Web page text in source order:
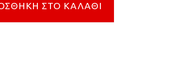
ΣΤΟ ΚΑΛΆΘΙ